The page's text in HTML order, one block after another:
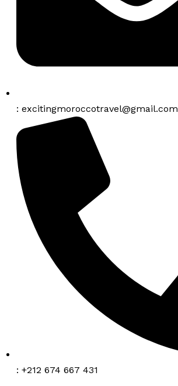
: excitingmoroccotravel@gmail.com
: +212 674 667 431